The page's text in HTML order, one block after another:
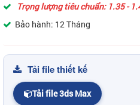
Trọng lượng tiêu chuẩn: 1.35 -
Bảo hành: 12 Tháng
Tải file thiết kế
Tải file 3ds Max